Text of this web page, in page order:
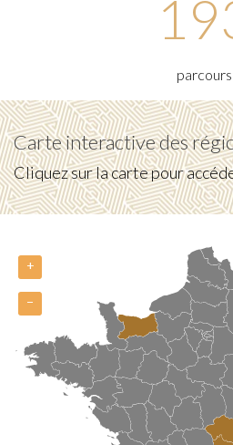
parcours
Carte interactive des
Cliquez sur la carte pour
+
−